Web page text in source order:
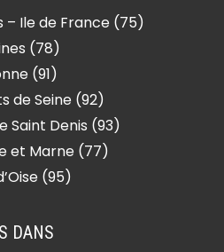
Béhoust (78910)
Bennecourt (78270)
Beynes (78650)
Blaru (78270)
Boinville-en-Mantois
– Ile de France (75)
(78)
(91)
de Seine (92)
Saint Denis (93)
et Marne (77)
(95)
DANS